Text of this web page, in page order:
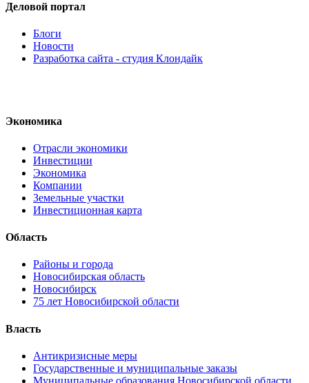
Деловой портал
Блоги
Новости
Разработка сайта - студия Клондайк
Экономика
Отрасли экономики
Инвестиции
Экономика
Компании
Земельные участки
Инвестиционная карта
Область
Районы и города
Новосибирская область
Новосибирск
75 лет Новосибирской области
Власть
Антикризисные меры
Государственные и муниципальные заказы
Муниципальные образования Новосибирской области